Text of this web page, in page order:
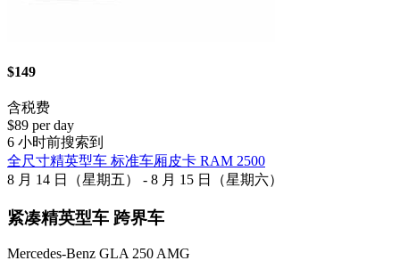
$149
含税费
$89 per day
6 小时前搜索到
全尺寸精英型车 标准车厢皮卡 RAM 2500
8 月 14 日（星期五） - 8 月 15 日（星期六）
紧凑精英型车 跨界车
Mercedes-Benz GLA 250 AMG